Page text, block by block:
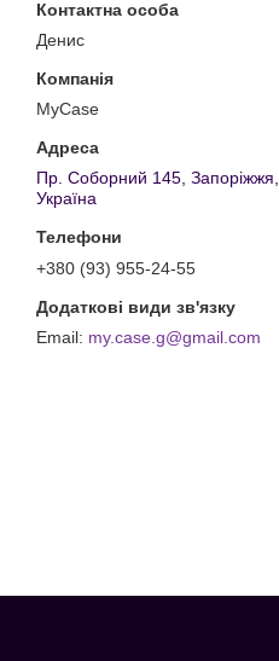
Денис
MyCase
Пр. Соборний 145, Запоріжжя,
Україна
+380 (93) 955-24-55
my.case.g@gmail.com